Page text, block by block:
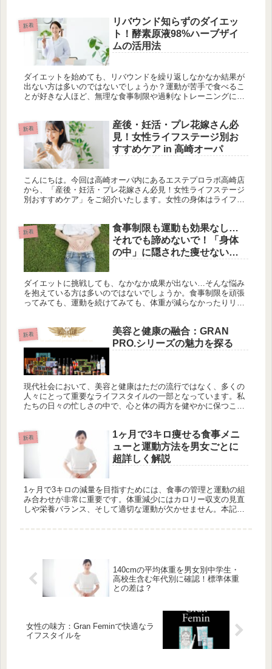
新着
リバウンド知らずのダイエッ
ト！酵素原液98%ハーブザイ
ムの活用法
ダイエットを始めても、リバウンドを繰り返しなかなか結果が
出ない方は多いのではないでしょうか？運動が苦手で食べるこ
とが好きな人ほど、無理な食事制限や過剰なトレーニングに挫
新着
産後・妊活・プレ花嫁さん必
見！女性ライフステージ別お
すすめケア in 高崎オーパ
こんにちは。今回は高崎オーパ内にあるエステプロラボ高崎店
から、「産後・妊活・プレ花嫁さん必見！女性ライフステージ
別おすすめケア」をご紹介いたします。女性の身体はライフス
新着
食事制限も運動も効果なし…
それでも諦めないで！「身体
の中」に隠された痩せない原
ダイエットに挑戦しても、なかなか成果が出ない…そんな悩み
を抱えている方は多いのではないでしょうか。食事制限を頑張
ってみても、運動を続けてみても、体重が減らなかったりリバ
新着
美容と健康の融合：GRAN
PRO.シリーズの魅力を探る
現代社会において、美容と健康はただの流行ではなく、多くの
人々にとって重要なライフスタイルの一部となっています。私
たちの日々の忙しさの中で、心と体の両方を健やかに保つこと
新着
1ヶ月で3キロ痩せる食事メニ
ューと運動方法を男女ごとに
超詳しく解説
1ヶ月で3キロの減量を目指すためには、食事の管理と運動の組
み合わせが非常に重要です。体重減少にはカロリー収支の見直
しや栄養バランス、そして適切な運動が欠かせません。本記事
140cmの平均体重を男女別中学生・
高校生含む年代別に確認！標準体重
との差は？
女性の味方：Gran Feminで快適なラ
イフスタイルを